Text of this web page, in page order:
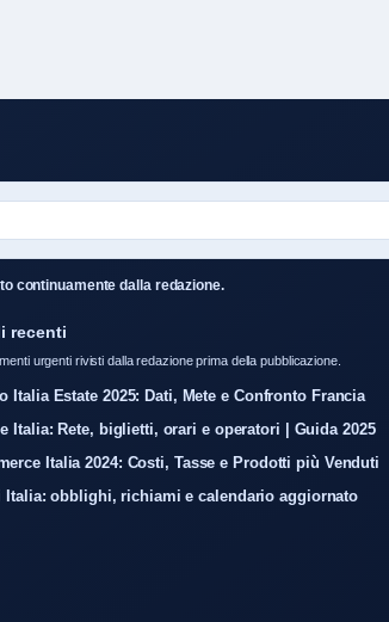
continuamente dalla redazione.
recenti
urgenti rivisti dalla redazione prima della pubblicazione.
Italia Estate 2025: Dati, Mete e Confronto Francia
Italia: Rete, biglietti, orari e operatori | Guida 2025
Italia 2024: Costi, Tasse e Prodotti più Venduti
Italia: obblighi, richiami e calendario aggiornato